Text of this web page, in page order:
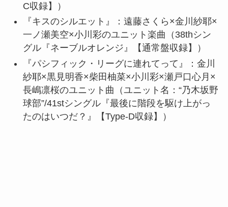
C収録】）
『キスのシルエット』：遠藤さくら×金川紗耶×
一ノ瀬美空×小川彩のユニット楽曲（38thシン
グル『ネーブルオレンジ』【通常盤収録】）
『パシフィック・リーグに連れてって』：金川
紗耶×黒見明香×柴田柚菜×小川彩×瀬戸口心月×
長嶋凛桜のユニット曲（ユニット名：“乃木坂野
球部”/41stシングル『最後に階段を駆け上がっ
たのはいつだ？』【Type-D収録】）